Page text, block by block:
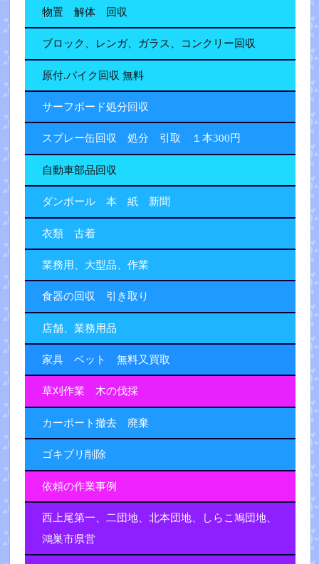
物置 解体 回収
ブロック、レンガ、ガラス、コンクリー回収
原付.バイク回収 無料
サーフボード処分回収
スプレー缶回収 処分 引取 １本300円
自動車部品回収
ダンボール 本 紙 新聞
衣類 古着
業務用、大型品、作業
食器の回収 引き取り
店舗、業務用品
家具 ベット 無料又買取
草刈作業 木の伐採
カーポート撤去 廃棄
ゴキブリ削除
依頼の作業事例
西上尾第一、二団地、北本団地、しらこ鳩団地、
鴻巣市県営